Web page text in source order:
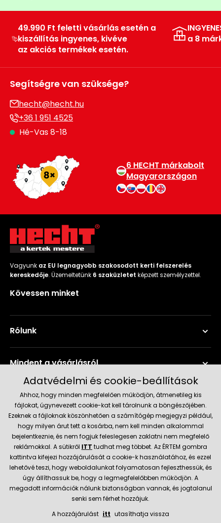
49.990 Ft feletti vásárlás esetén a
kiszállítás ingyenes, kivéve
az akciós termékek esetén.
a 8
Segítségre van szüksége?
hecht@hecht.hu
+36 1 951 4525
Hé-Vas 8-18
6 HECHT márkabolt
Magyarországon
Vagyunk az EU legnagyobb szakosodott kerti felszerelés
kereskedője. Üzemeltetünk 6 szaküzletet képzett személyzettel.
Kövessen minket
Rólunk
Mindent a vásárlásról
Szerviz és támogatás
Aktuális információk
Szállítás és fizetési módok
Megbízható kereskedő
Adatvédelmi és cookie-beállítások
Ahhoz, hogy minden megfelelően működjön, átmenetileg kis
fájlokat, úgynevezett cookie-kat kell tárolnunk a böngészőjében.
Ezeknek a fájloknak köszönhetően a számítógép megjegyzi például,
hogy milyen árut tett a kosárba, nem kell minden alkalommal
bejelentkeznie, és nem fogjuk feleslegesen zaklatni nem megfelelő
reklámokkal. A sütikről ITT tudhat meg többet. Az ÉRTEM gombra
kattintva kifejezi hozzájárulását a cookie-k használatához, és ezzel
lehetővé teszi, hogy weboldalunkat folyamatosan fejleszthessük, és
úgy állíthassuk be, hogy a legmegfelelőbben működjön. A
megadott információk nálunk biztonságban vannak, és jogtalanul
senki sem férhet hozzájuk.
A hozzájárulást itt utasíthatja vissza